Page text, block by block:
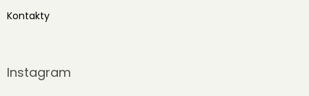
Kontakty
Instagram